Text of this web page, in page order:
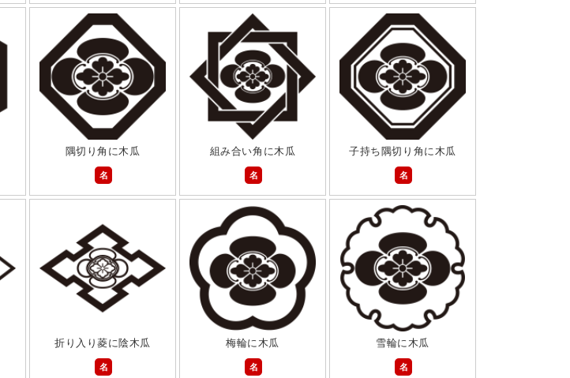
隅切り角に木瓜
名
組み合い角に木瓜
名
子持ち隅切り角に木瓜
名
折り入り菱に陰木瓜
名
梅輪に木瓜
名
雪輪に木瓜
名